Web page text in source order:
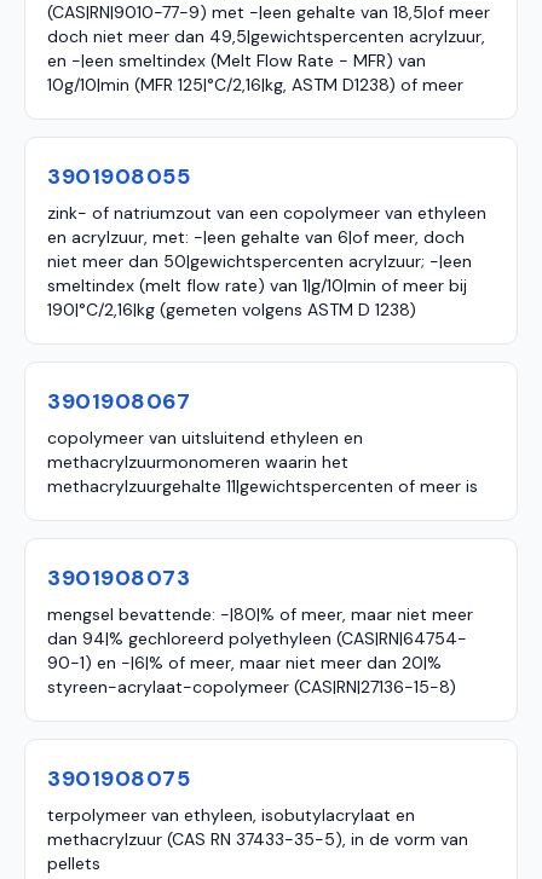
(CAS|RN|9010-77-9) met -|een gehalte van 18,5|of meer
doch niet meer dan 49,5|gewichtspercenten acrylzuur,
en -|een smeltindex (Melt Flow Rate - MFR) van
10g/10|min (MFR 125|°C/2,16|kg, ASTM D1238) of meer
3901908055
zink- of natriumzout van een copolymeer van ethyleen
en acrylzuur, met: -|een gehalte van 6|of meer, doch
niet meer dan 50|gewichtspercenten acrylzuur; -|een
smeltindex (melt flow rate) van 1|g/10|min of meer bij
190|°C/2,16|kg (gemeten volgens ASTM D 1238)
3901908067
copolymeer van uitsluitend ethyleen en
methacrylzuurmonomeren waarin het
methacrylzuurgehalte 11|gewichtspercenten of meer is
3901908073
mengsel bevattende: -|80|% of meer, maar niet meer
dan 94|% gechloreerd polyethyleen (CAS|RN|64754-
90-1) en -|6|% of meer, maar niet meer dan 20|%
styreen-acrylaat-copolymeer (CAS|RN|27136-15-8)
3901908075
terpolymeer van ethyleen, isobutylacrylaat en
methacrylzuur (CAS RN 37433-35-5), in de vorm van
pellets